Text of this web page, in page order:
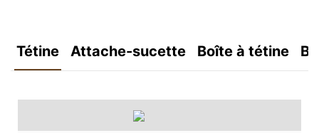
Tétine Attache-sucette Boîte à tétine